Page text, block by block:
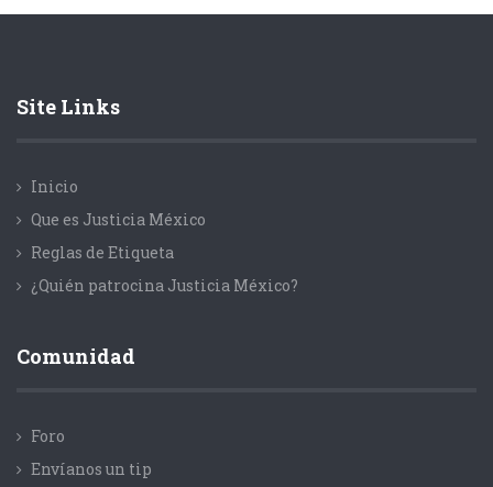
Site Links
Inicio
Que es Justicia México
Reglas de Etiqueta
¿Quién patrocina Justicia México?
Comunidad
Foro
Envíanos un tip